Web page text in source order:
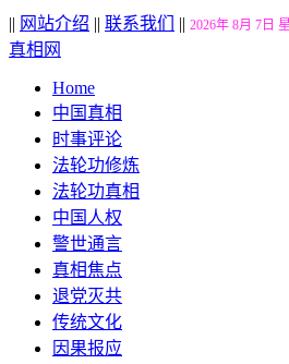
|| 网站介绍 || 联系我们 || 2026年 8月 7日
真相网
Home
中国真相
时事评论
法轮功修炼
法轮功真相
中国人权
警世通言
真相焦点
退党灭共
传统文化
因果报应